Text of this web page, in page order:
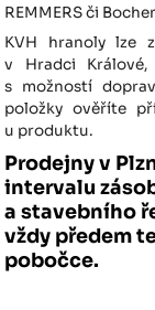
REMMERS či
KVH hranoly lze
v Hradci
s možností
položky ověříte
u produktu.
Prodejny v
intervalu
a stavebního
vždy předem
pobočce.